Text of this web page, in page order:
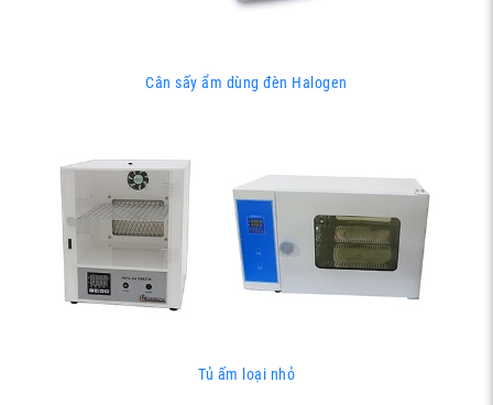
Cân sấy ẩm dùng đèn Halogen
Tủ ấm loại nhỏ